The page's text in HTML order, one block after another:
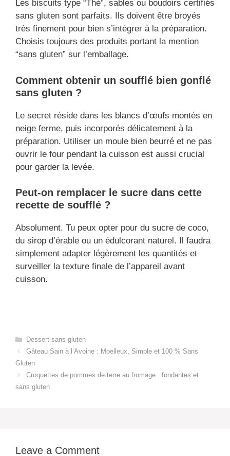
Les biscuits type “Thé”, sablés ou boudoirs certifiés
sans gluten sont parfaits. Ils doivent être broyés
très finement pour bien s’intégrer à la préparation.
Choisis toujours des produits portant la mention
“sans gluten” sur l’emballage.
Comment obtenir un soufflé bien gonflé
sans gluten ?
Le secret réside dans les blancs d’œufs montés en
neige ferme, puis incorporés délicatement à la
préparation. Utiliser un moule bien beurré et ne pas
ouvrir le four pendant la cuisson est aussi crucial
pour garder la levée.
Peut-on remplacer le sucre dans cette
recette de soufflé ?
Absolument. Tu peux opter pour du sucre de coco,
du sirop d’érable ou un édulcorant naturel. Il faudra
simplement adapter légèrement les quantités et
surveiller la texture finale de l’appareil avant
cuisson.
Categories
Dessert sans gluten
Gâteau Sain à l’Avoine : Moelleux, Simple et 100 % Sans
Gluten
Croquettes de pommes de terre au fromage : fondantes et
sans gluten
Leave a Comment